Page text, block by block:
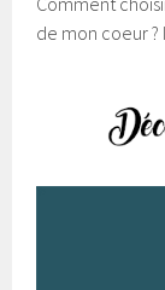
de mon coeur ?